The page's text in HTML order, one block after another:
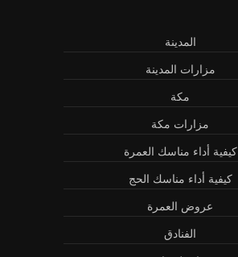
المدينة
مزارات المدينة
مكة
مزارات مكة
كيفية أداء مناسك العمرة
كيفية أداء مناسك الحج
عروض العمرة
الفنادق